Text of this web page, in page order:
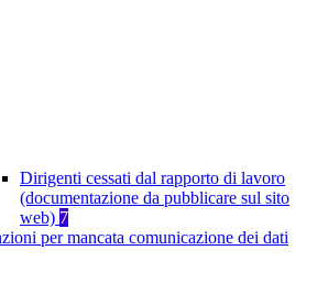
Dirigenti cessati dal rapporto di lavoro
(documentazione da pubblicare sul sito
web) 7
per mancata comunicazione dei dati